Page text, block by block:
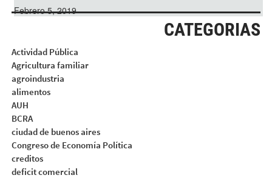
Febrero 5, 2019
CATEGORIAS
Actividad Pública
Agricultura familiar
agroindustria
alimentos
AUH
BCRA
ciudad de buenos aires
Congreso de Economía Política
creditos
deficit comercial